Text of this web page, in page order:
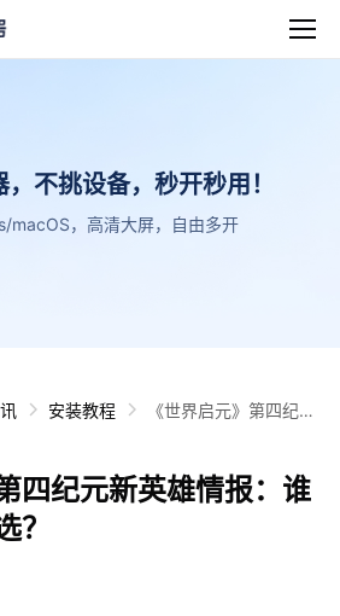
不挑设备，秒开秒用！
macOS，高清大屏，自由多开
安装教程
《世界启元》第四纪元
四纪元新英雄情报：谁
？